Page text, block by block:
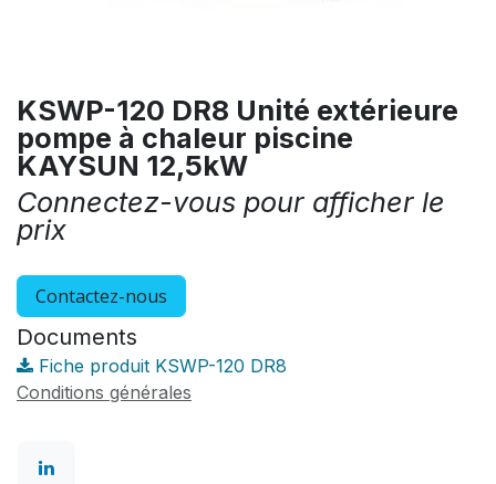
KSWP-120 DR8 Unité extérieure
pompe à chaleur piscine
KAYSUN 12,5kW
Connectez-vous pour afficher le
prix
Contactez-nous
Documents
Fiche produit KSWP-120 DR8
Conditions générales